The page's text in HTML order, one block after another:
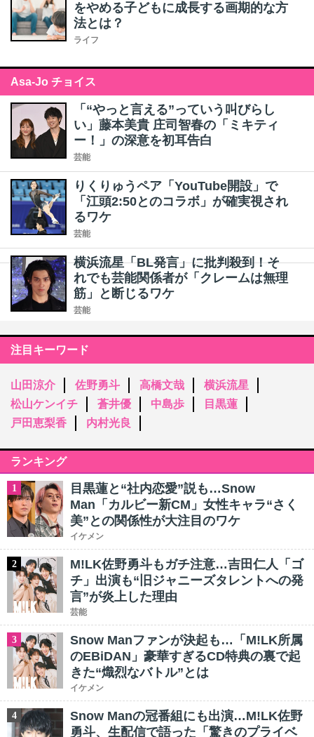
をやめる子どもに成長する画期的な方
法とは？
ライフ
Asa-Jo チョイス
「“やっと言える”っていう叫びらし
い」藤本美貴 庄司智春の「ミキティ
ー！」の深意を初耳告白
芸能
りくりゅうペア「YouTube開設」で
「江頭2:50とのコラボ」が確実視され
るワケ
芸能
横浜流星「BL発言」に批判殺到！そ
れでも芸能関係者が「クレームは無理
筋」と断じるワケ
芸能
注目キーワード
山田涼介 佐野勇斗 高橋文哉
横浜流星
松山ケンイチ
蒼井優 中島歩
目黒蓮
戸田恵梨香
内村光良
ランキング
1
目黒蓮と“社内恋愛”説も…Snow
Man「カルビー新CM」女性キャラ“さく
美”との関係性が大注目のワケ
イケメン
2
M!LK佐野勇斗もガチ注意…吉田仁人「ゴ
チ」出演も“旧ジャニーズタレントへの発
言”が炎上した理由
芸能
3
Snow Manファンが決起も…「M!LK所属
のEBiDAN」豪華すぎるCD特典の裏で起
きた“熾烈なバトル”とは
イケメン
4
Snow Manの冠番組にも出演…M!LK佐野
勇斗、生配信で語った「驚きのプライベ